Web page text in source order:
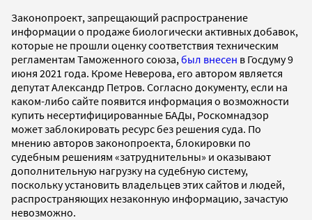
Законопроект, запрещающий распространение
информации о продаже биологически активных добавок,
которые не прошли оценку соответствия техническим
регламентам Таможенного союза, был внесен в Госдуму 9
июня 2021 года. Кроме Неверова, его автором является
депутат Александр Петров. Согласно документу, если на
каком-либо сайте появится информация о возможности
купить несертифицированные БАДы, Роскомнадзор
может заблокировать ресурс без решения суда. По
мнению авторов законопроекта, блокировки по
судебным решениям «затруднительны» и оказывают
дополнительную нагрузку на судебную систему,
поскольку установить владельцев этих сайтов и людей,
распространяющих незаконную информацию, зачастую
невозможно.